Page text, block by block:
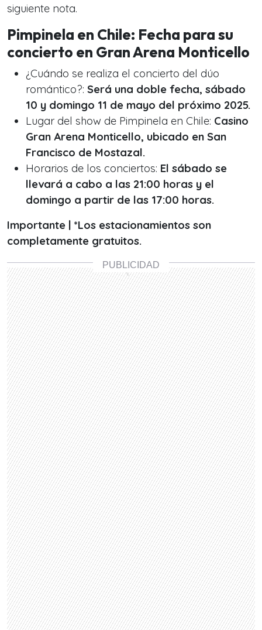
siguiente nota.
Pimpinela en Chile: Fecha para su
concierto en Gran Arena Monticello
¿Cuándo se realiza el concierto del dúo
romántico?: Será una doble fecha, sábado
10 y domingo 11 de mayo del próximo 2025.
Lugar del show de Pimpinela en Chile: Casino
Gran Arena Monticello, ubicado en San
Francisco de Mostazal.
Horarios de los conciertos: El sábado se
llevará a cabo a las 21:00 horas y el
domingo a partir de las 17:00 horas.
Importante | *Los estacionamientos son
completamente gratuitos.